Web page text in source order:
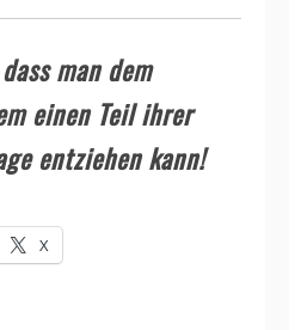
man dem
einen Teil ihrer
entziehen kann!
X